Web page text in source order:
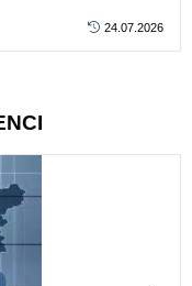
24.07.2026